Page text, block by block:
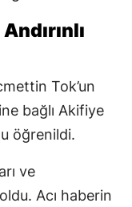
Tok’un
bağlı Akifiye
öğrenildi.
ve
Acı haberin